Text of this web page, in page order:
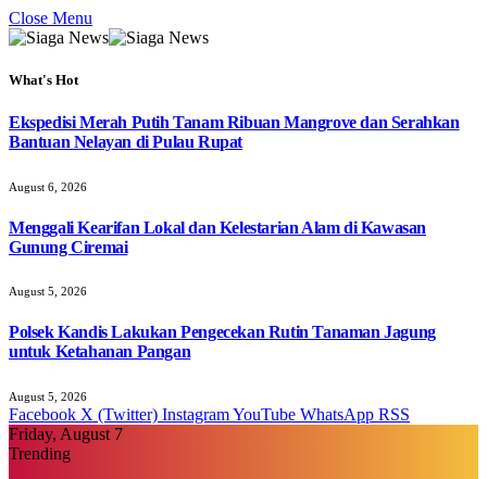
Close Menu
What's Hot
Ekspedisi Merah Putih Tanam Ribuan Mangrove dan Serahkan
Bantuan Nelayan di Pulau Rupat
August 6, 2026
Menggali Kearifan Lokal dan Kelestarian Alam di Kawasan
Gunung Ciremai
August 5, 2026
Polsek Kandis Lakukan Pengecekan Rutin Tanaman Jagung
untuk Ketahanan Pangan
August 5, 2026
Facebook X (Twitter) InstagramYouTube WhatsApp RSS
Friday, August 7
Trending